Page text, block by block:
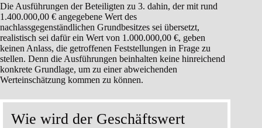
Die Ausführungen der Beteiligten zu 3. dahin, der mit rund
1.400.000,00 € angegebene Wert des
nachlassgegenständlichen Grundbesitzes sei übersetzt,
realistisch sei dafür ein Wert von 1.000.000,00 €, geben
keinen Anlass, die getroffenen Feststellungen in Frage zu
stellen. Denn die Ausführungen beinhalten keine hinreichend
konkrete Grundlage, um zu einer abweichenden
Werteinschätzung kommen zu können.
Wie wird der Geschäftswert